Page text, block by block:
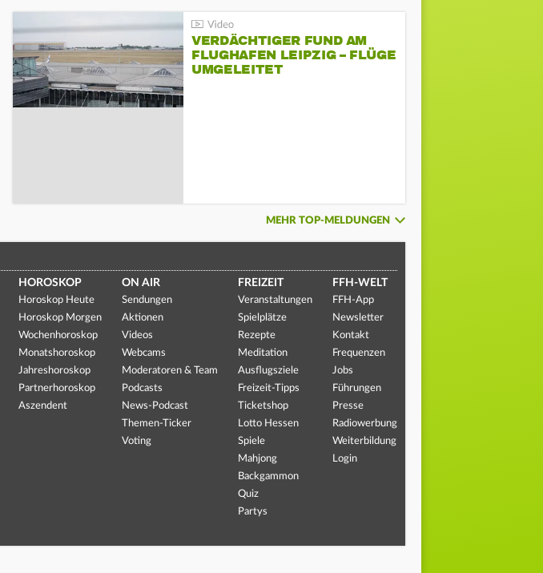
VERDÄCHTIGER FUND AM
FLUGHAFEN LEIPZIG – FLÜGE
UMGELEITET
MEHR TOP-MELDUNGEN
HOROSKOP
Horoskop Heute
Horoskop Morgen
Wochenhoroskop
Monatshoroskop
Jahreshoroskop
Partnerhoroskop
Aszendent
ON AIR
Sendungen
Aktionen
Videos
Webcams
Moderatoren & Team
Podcasts
News-Podcast
Themen-Ticker
Voting
FREIZEIT
Veranstaltungen
Spielplätze
Rezepte
Meditation
Ausflugsziele
Freizeit-Tipps
Ticketshop
Lotto Hessen
Spiele
Mahjong
Backgammon
Quiz
Partys
FFH-WELT
FFH-App
Newsletter
Kontakt
Frequenzen
Jobs
Führungen
Presse
Radiowerbung
Weiterbildung
Login